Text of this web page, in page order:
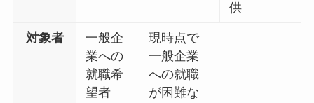
供
対象者
一般企
業への
就職希
望者
現時点で
一般企業
への就職
が困難な